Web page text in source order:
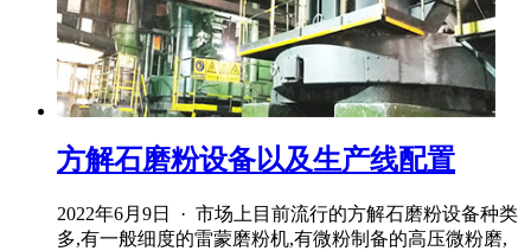
方解石磨粉设备以及生产线配置
2022年6月9日 · 市场上目前流行的方解石磨粉设备种类
多,有一般细度的雷蒙磨粉机,有微粉制备的高压微粉磨,